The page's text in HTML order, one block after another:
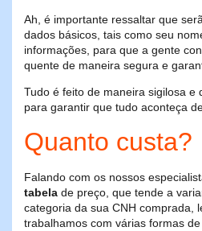
Ah, é importante ressaltar que
dados básicos, tais como seu
informações, para que a gente
quente de maneira segura e
Tudo é feito de maneira sigilosa e
para garantir que tudo aconteça
Quanto custa?
Falando com os nossos
tabela de preço, que tende a
categoria da sua CNH comprada,
trabalhamos com várias formas